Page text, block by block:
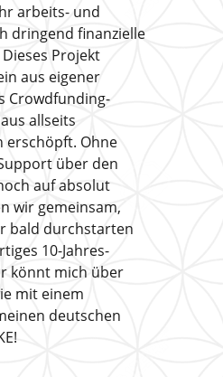
arbeits- und
dringend finanzielle
Projekt
aus eigener
Crowdfunding-
allseits
erschöpft. Ohne
über den
auf absolut
wir gemeinsam,
bald durchstarten
10-Jahres-
könnt mich über
mit einem
deutschen